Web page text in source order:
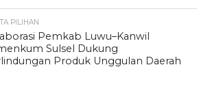
PILIHAN
Pemkab Luwu–Kanwil
Sulsel Dukung
Produk Unggulan Daerah